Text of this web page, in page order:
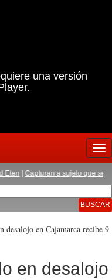
una versión
Capturan a sujeto que secuestr�
en Cajamarca recibe 9
en desalojo